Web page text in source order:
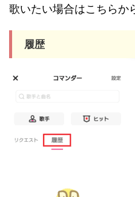
歌いたい場合はこちらか
履歴